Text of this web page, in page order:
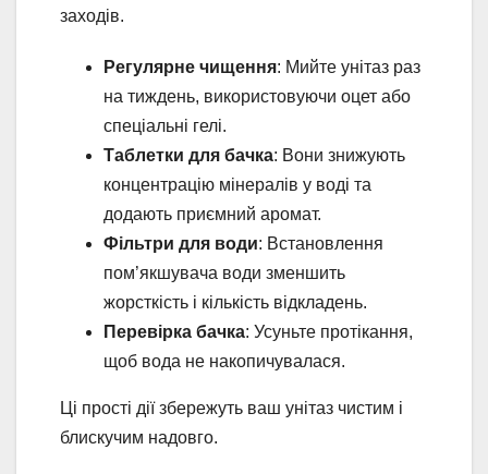
заходів.
Регулярне чищення: Мийте унітаз раз
на тиждень, використовуючи оцет або
спеціальні гелі.
Таблетки для бачка: Вони знижують
концентрацію мінералів у воді та
додають приємний аромат.
Фільтри для води: Встановлення
пом’якшувача води зменшить
жорсткість і кількість відкладень.
Перевірка бачка: Усуньте протікання,
щоб вода не накопичувалася.
Ці прості дії збережуть ваш унітаз чистим і
блискучим надовго.